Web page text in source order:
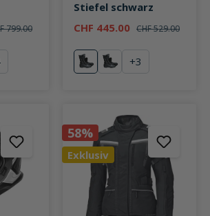
799.00
10ist zurzeit nicht verfügbar.)
Stiefel schwarz
CHF 445.00 CHF 529.00
schwarz
rot
+3
58%
Exklusiv